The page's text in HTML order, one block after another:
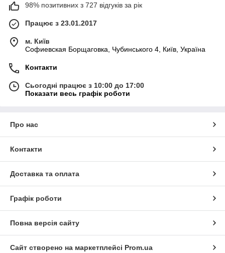
98% позитивних з 727 відгуків за рік
Працює з 23.01.2017
м. Київ
Софиевская Борщаговка, Чубинського 4, Київ, Україна
Контакти
Сьогодні працює з 10:00 до 17:00
Показати весь графік роботи
Про нас
Контакти
Доставка та оплата
Графік роботи
Повна версія сайту
Сайт створено на маркетплейсі Prom.ua